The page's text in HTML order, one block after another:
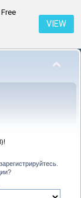
VIEW
зарегистрируйтесь.
?